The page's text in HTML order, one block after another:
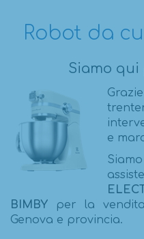
Robot da
Siamo
e
BIMBY per la
Genova e provincia.